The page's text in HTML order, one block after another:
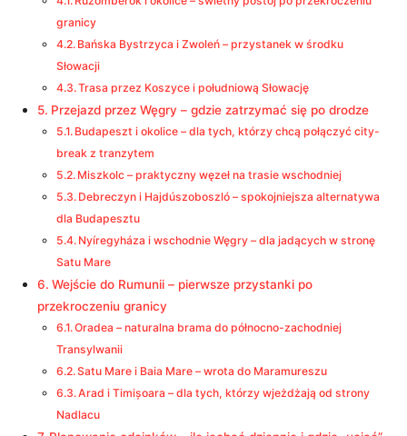
granicy
Bańska Bystrzyca i Zwoleń – przystanek w środku
Słowacji
Trasa przez Koszyce i południową Słowację
Przejazd przez Węgry – gdzie zatrzymać się po drodze
Budapeszt i okolice – dla tych, którzy chcą połączyć city-
break z tranzytem
Miszkolc – praktyczny węzeł na trasie wschodniej
Debreczyn i Hajdúszoboszló – spokojniejsza alternatywa
dla Budapesztu
Nyíregyháza i wschodnie Węgry – dla jadących w stronę
Satu Mare
Wejście do Rumunii – pierwsze przystanki po
przekroczeniu granicy
Oradea – naturalna brama do północno-zachodniej
Transylwanii
Satu Mare i Baia Mare – wrota do Maramureszu
Arad i Timișoara – dla tych, którzy wjeżdżają od strony
Nadlacu